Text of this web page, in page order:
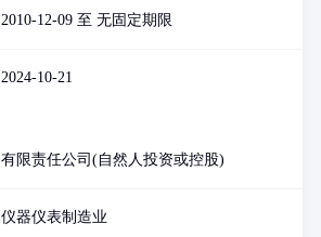
2010-12-09 至 无固定期限
2024-10-21
有限责任公司(自然人投资或控股)
仪器仪表制造业